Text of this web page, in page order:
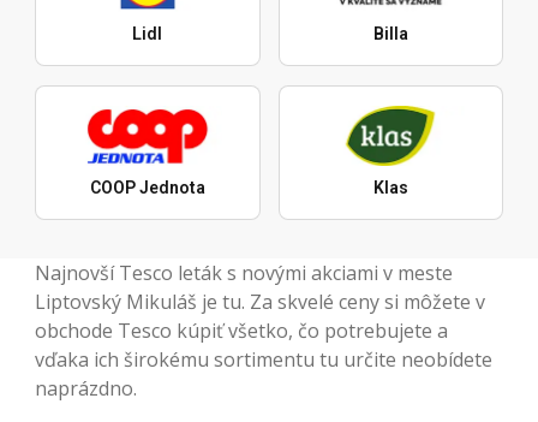
Lidl Billa
COOP Jednota Klas
Najnovší Tesco leták s novými akciami v meste
Liptovský Mikuláš je tu. Za skvelé ceny si môžete v
obchode Tesco kúpiť všetko, čo potrebujete a
vďaka ich širokému sortimentu tu určite neobídete
naprázdno.